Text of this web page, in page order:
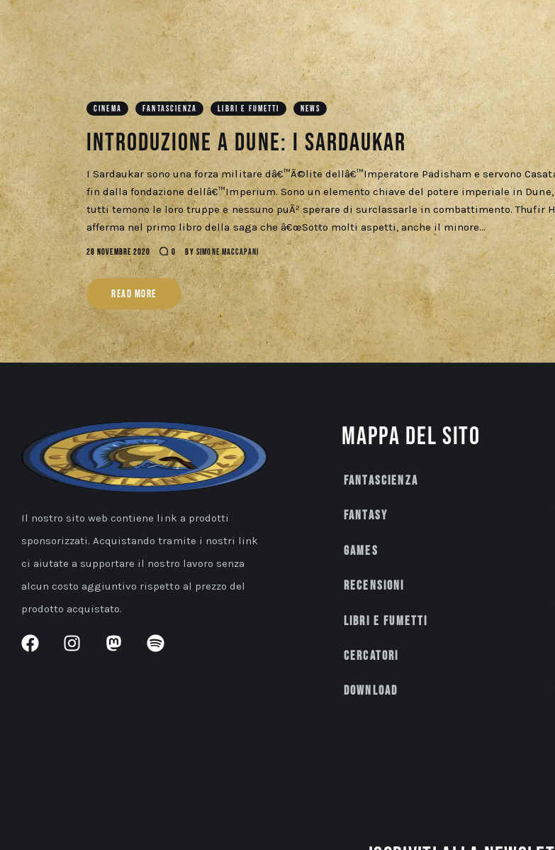
CINEMA FANTASCIENZA LIBRI E FUMETTI NEWS
Introduzione a Dune: I Sardaukar
I Sardaukar sono una forza militare dâ€™Ã©lite dellâ€™Imperatore Padisham e servono
fin dalla fondazione dellâ€™Imperium. Sono un elemento chiave del potere imperiale in Dune,
tutti temono le loro truppe e nessuno puÃ² sperare di surclassarle in combattimento. Thufir
afferma nel primo libro della saga che â€œSotto molti aspetti, anche il minore…
28 NOVEMBRE 2020 0 BY SIMONE MACCAPANI
READ MORE
Il nostro sito web contiene link a prodotti
sponsorizzati. Acquistando tramite i nostri link
ci aiutate a supportare il nostro lavoro senza
alcun costo aggiuntivo rispetto al prezzo del
prodotto acquistato.
Mappa del sito
Fantascienza
Fantasy
Games
Recensioni
Libri e fumetti
Cercatori
Download